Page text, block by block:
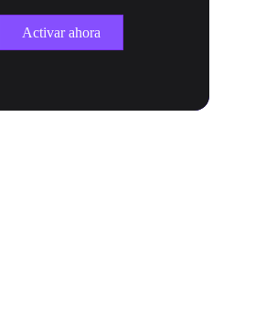
Activar ahora